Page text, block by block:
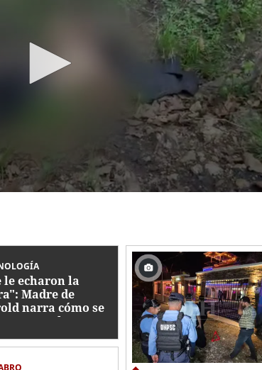
le echaron la
Madre de
narra cómo se
a su hijo para